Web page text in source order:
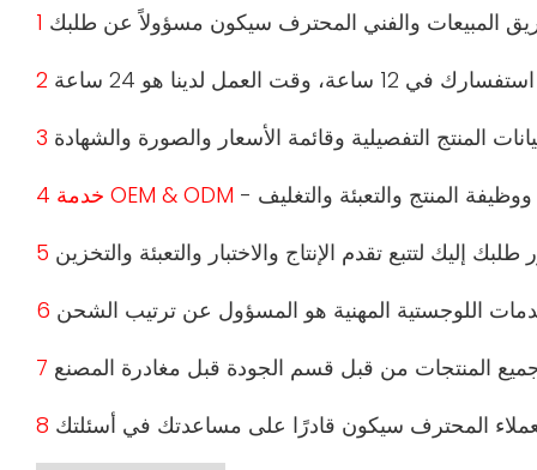
4 خدمة OEM & ODM